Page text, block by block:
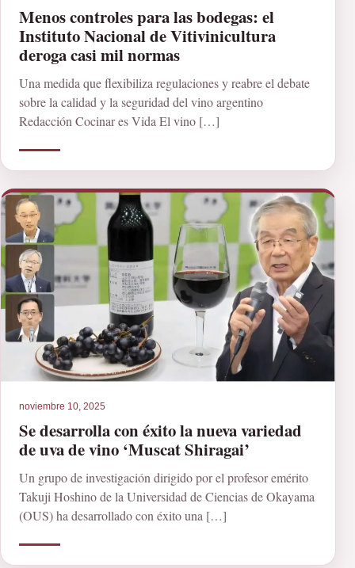
Menos controles para las bodegas: el
Instituto Nacional de Vitivinicultura
deroga casi mil normas
Una medida que flexibiliza regulaciones y reabre el debate
sobre la calidad y la seguridad del vino argentino
Redacción Cocinar es Vida El vino […]
noviembre 10, 2025
Se desarrolla con éxito la nueva variedad
de uva de vino ‘Muscat Shiragai’
Un grupo de investigación dirigido por el profesor emérito
Takuji Hoshino de la Universidad de Ciencias de Okayama
(OUS) ha desarrollado con éxito una […]